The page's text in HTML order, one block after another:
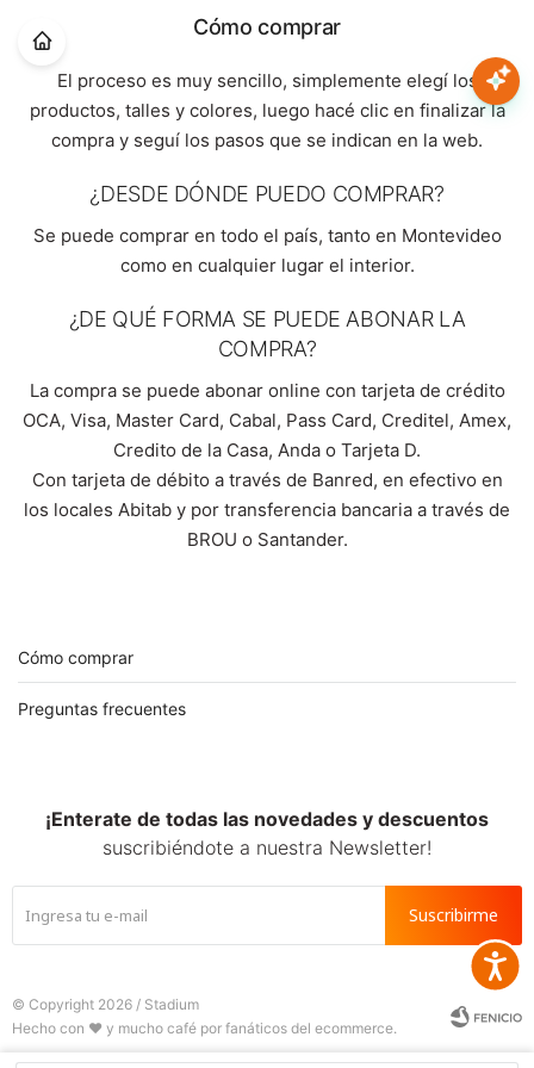
este
incluye
accesibilidad.
Cómo comprar
El proceso es muy sencillo, simplemente elegí los
productos, talles y colores, luego hacé clic en finalizar la
compra y seguí los pasos que se indican en la web.
¿DESDE DÓNDE PUEDO COMPRAR?
Se puede comprar en todo el país, tanto en Montevideo
como en cualquier lugar el interior.
¿DE QUÉ FORMA SE PUEDE ABONAR LA
COMPRA?
La compra se puede abonar online con tarjeta de crédito
OCA, Visa, Master Card, Cabal, Pass Card, Creditel, Amex,
Credito de la Casa, Anda o Tarjeta D.
Con tarjeta de débito a través de Banred, en efectivo en
los locales Abitab y por transferencia bancaria a través de
BROU o Santander.
Cómo comprar
Preguntas frecuentes
¡Enterate de todas las novedades y descuentos
suscribiéndote a nuestra Newsletter!
Suscribirme
© Copyright 2026 / Stadium
Mujer
Niños
Accesorios
Marcas
Novedades
      